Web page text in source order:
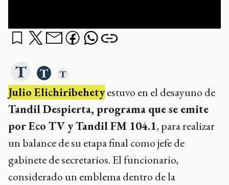
Julio Elichiribehetyestuvo en el desayuno de
Tandil Despierta, programa que se emite
por Eco TV y Tandil FM 104.1, para realizar
un balance de su etapa final como jefe de
gabinete de secretarios. El funcionario,
considerado un emblema dentro de la